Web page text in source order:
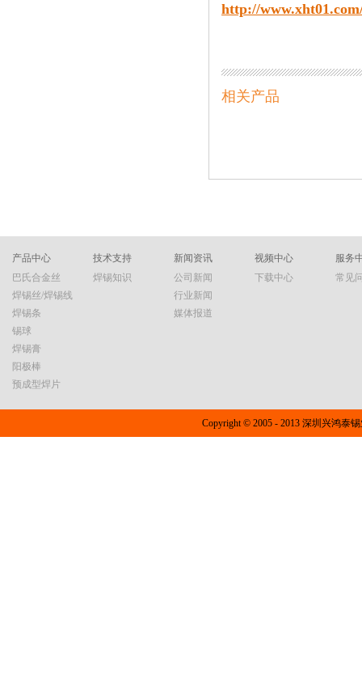
http://
相关产品
产品中心
巴氏合金丝
焊锡丝/焊锡线
焊锡条
锡球
焊锡膏
阳极棒
预成型焊片
技术支持
焊锡知识
新闻资讯
公司新闻
行业新闻
媒体报道
视频中心
下载中心
服务
常见
Copyright © 2005 - 2013 深圳兴鸿泰